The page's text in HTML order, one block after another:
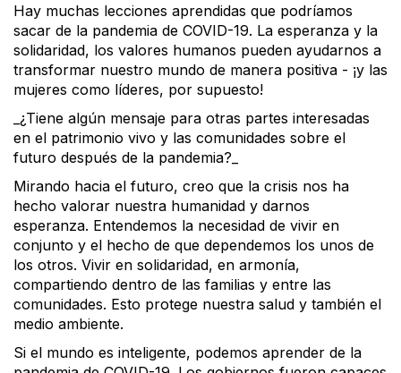
Hay muchas lecciones aprendidas que podríamos
sacar de la pandemia de COVID-19. La esperanza y la
solidaridad, los valores humanos pueden ayudarnos a
transformar nuestro mundo de manera positiva - ¡y las
mujeres como líderes, por supuesto!
_¿Tiene algún mensaje para otras partes interesadas
en el patrimonio vivo y las comunidades sobre el
futuro después de la pandemia?_
Mirando hacia el futuro, creo que la crisis nos ha
hecho valorar nuestra humanidad y darnos
esperanza. Entendemos la necesidad de vivir en
conjunto y el hecho de que dependemos los unos de
los otros. Vivir en solidaridad, en armonía,
compartiendo dentro de las familias y entre las
comunidades. Esto protege nuestra salud y también el
medio ambiente.
Si el mundo es inteligente, podemos aprender de la